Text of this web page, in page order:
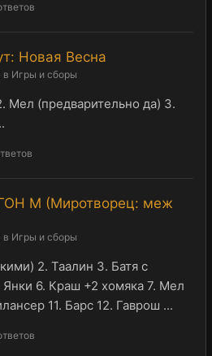
Новая Весна
в Игры и сборы
Мел (предварительно да) 3.
М (Миротворец: меж
в Игры и сборы
2. Таалин 3. Батя с
6. Краш +2 хомяка 7. Мел
11. Барс 12. Гаврош ...